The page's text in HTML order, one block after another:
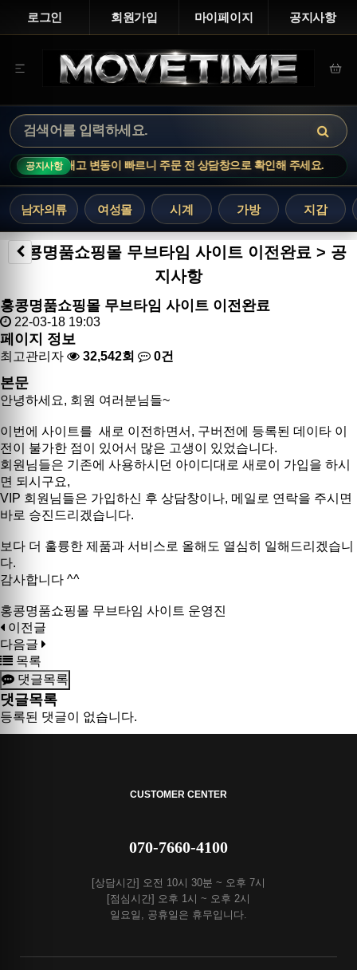
로그인 회원가입 마이페이지 공지사항
공지사항
기 상품은 재고 변동이 빠르니 주문 전 상담창으로 확인해 주세요.
남자의류 여성몰 시계 가방 지갑
홍콩명품쇼핑몰 무브타임 사이트 이전완료 > 공
지사항
홍콩명품쇼핑몰 무브타임 사이트 이전완료
22-03-18 19:03
페이지 정보
최고관리자 32,542회 0건
본문
안녕하세요, 회원 여러분님들~
이번에 사이트를 새로 이전하면서, 구버전에 등록된 데이타 이
전이 불가한 점이 있어서 많은 고생이 있었습니다.
회원님들은 기존에 사용하시던 아이디대로 새로이 가입을 하시
면 되시구요,
VIP 회원님들은 가입하신 후 상담창이나, 메일로 연락을 주시면
바로 승진드리겠습니다.
보다 더 훌륭한 제품과 서비스로 올해도 열심히 일해드리겠습니
다.
감사합니다 ^^
홍콩명품쇼핑몰 무브타임 사이트 운영진
이전글
다음글
목록
댓글목록
댓글목록
등록된 댓글이 없습니다.
CUSTOMER CENTER
070-7660-4100
[상담시간] 오전 10시 30분 ~ 오후 7시
[점심시간] 오후 1시 ~ 오후 2시
일요일, 공휴일은 휴무입니다.